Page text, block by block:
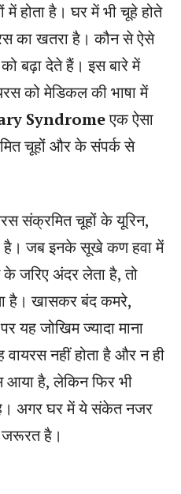
होता है। घर में भी चूहे होते
का खतरा है। कौन से ऐसे
बढ़ा देते हैं। इस बारे में
को मेडिकल की भाषा में
Syndromeएक ऐसा
चूहों और के संपर्क से
संक्रमित चूहों के यूरिन,
है। जब इनके सूखे कण हवा में
जरिए अंदर लेता है, तो
है। खासकर बंद कमरे,
यह जोखिम ज्यादा माना
वायरस नहीं होता है और न ही
है, लेकिन फिर भी
अगर घर में ये संकेत नजर
जरूरत है।